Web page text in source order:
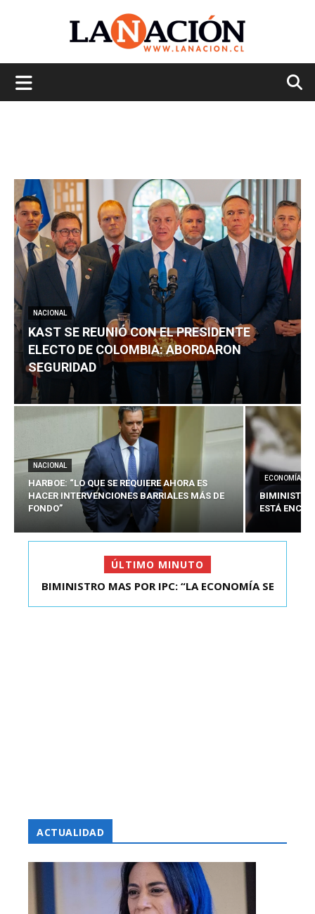
NACIONAL
KAST SE REUNIÓ CON EL PRESIDENTE
ELECTO DE COLOMBIA: ABORDARON
SEGURIDAD
NACIONAL
HARBOE: “LO QUE SE REQUIERE AHORA ES
HACER INTERVENCIONES BARRIALES MÁS DE
FONDO”
ECONOMÍA
BIMINISTRO
ESTÁ
ÚLTIMO MINUTO
KAST SE REUNIÓ CON EL PRESIDENTE ELECTO DE
BIMINISTRO MAS POR IPC: “LA ECONOMÍA SE
ACTUALIDAD